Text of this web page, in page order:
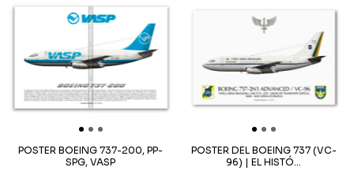
POSTER BOEING 737-200, PP-
SPG, VASP
POSTER DEL BOEING 737 (VC-
96) | EL HISTÓ...